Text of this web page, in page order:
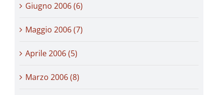
Giugno 2006 (6)
Maggio 2006 (7)
Aprile 2006 (5)
Marzo 2006 (8)